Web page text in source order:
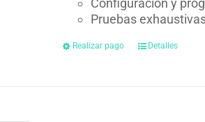
Configuración y
Pruebas
Realizar pago Detalles